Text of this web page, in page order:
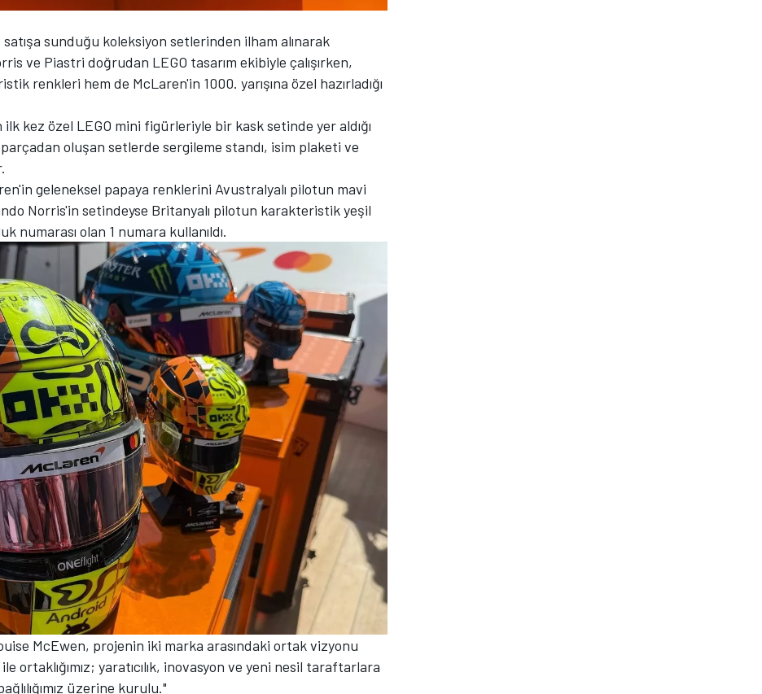
sunduğu koleksiyon setlerinden ilham alınarak
ve Piastri doğrudan LEGO tasarım ekibiyle çalışırken,
renkleri hem de McLaren'in 1000. yarışına özel hazırladığı
kez özel LEGO mini figürleriyle bir kask setinde yer aldığı
parçadan oluşan setlerde sergileme standı, isim plaketi ve
geleneksel papaya renklerini Avustralyalı pilotun mavi
Norris'in setindeyse Britanyalı pilotun karakteristik yeşil
numarası olan 1 numara kullanıldı.
McEwen, projenin iki marka arasındaki ortak vizyonu
ile ortaklığımız; yaratıcılık, inovasyon ve yeni nesil taraftarlara
üzerine kurulu."